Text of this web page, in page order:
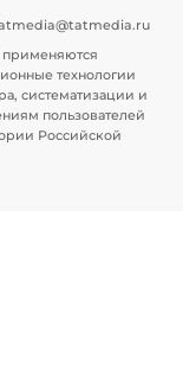
технологии
систематизации и
пользователей
Российской